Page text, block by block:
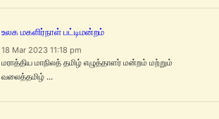
உலக மகளிர்நாள் பட்டிமன்றம்
18 Mar 2023 11:18 pm
மராத்திய மாநிலத் தமிழ் எழுத்தாளர் மன்றம் மற்றும்
வலைத்தமிழ் ...